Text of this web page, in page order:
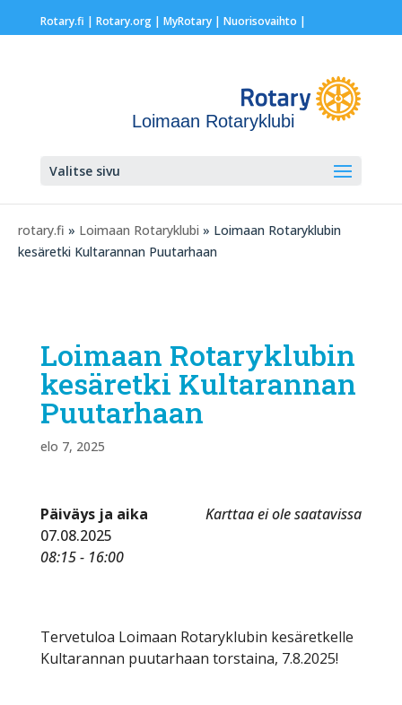
Rotary.fi | Rotary.org| MyRotary | Nuorisovaihto |
Loimaan Rotaryklubi
Valitse sivu
rotary.fi » Loimaan Rotaryklubi » Loimaan Rotaryklubin
kesäretki Kultarannan Puutarhaan
Loimaan Rotaryklubin
kesäretki Kultarannan
Puutarhaan
elo 7, 2025
Karttaa ei ole saatavissa
Päiväys ja aika
07.08.2025
08:15 - 16:00
Tervetuloa Loimaan Rotaryklubin kesäretkelle
Kultarannan puutarhaan torstaina, 7.8.2025!